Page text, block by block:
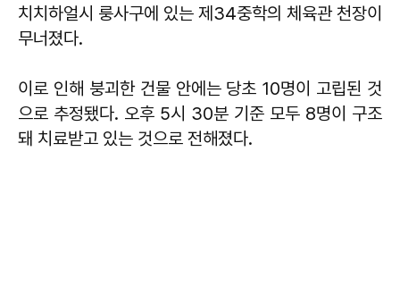
치치하얼시 룽사구에 있는 제34중학의 체육관 천장이
무너졌다.
이로 인해 붕괴한 건물 안에는 당초 10명이 고립된 것
으로 추정됐다. 오후 5시 30분 기준 모두 8명이 구조
돼 치료받고 있는 것으로 전해졌다.